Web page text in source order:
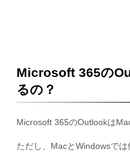
Microsoft 365の
るの？
Microsoft 365のOutlookは
ただし、MacとWindowsで